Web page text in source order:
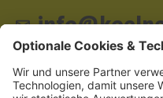
Schnellzugriff